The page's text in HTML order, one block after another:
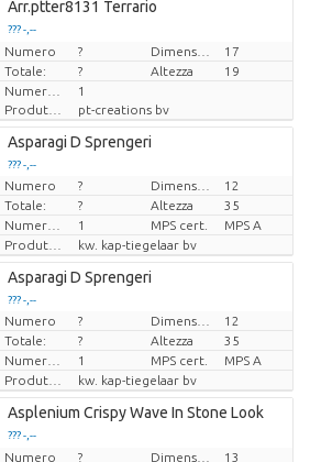
Loading...
??? -,--
Prezzo x uno
Loading...
??? -,--
Prezzo x uno
Loading...
??? -,--
Prezzo x uno
Loading...
??? -,--
Prezzo x uno
Arr.ptter8131 Terrario
??? -,--
Prezzo x uno
Numero ?
17
Totale:
? Altezza
19
Numero di piante/vaso
1
Produttore
pt-creations bv
Asparagi D Sprengeri
??? -,--
Prezzo x uno
Numero ?
12
Totale:
? Altezza
35
Numero di piante/vaso
1 MPS cert.
MPS A
Produttore
kw. kap-tiegelaar bv
Asparagi D Sprengeri
??? -,--
Prezzo x uno
Numero ?
12
Totale:
? Altezza
35
Numero di piante/vaso
1 MPS cert.
MPS A
Produttore
kw. kap-tiegelaar bv
Asplenium Crispy Wave In Stone Look
??? -,--
Prezzo x uno
Numero ?
13